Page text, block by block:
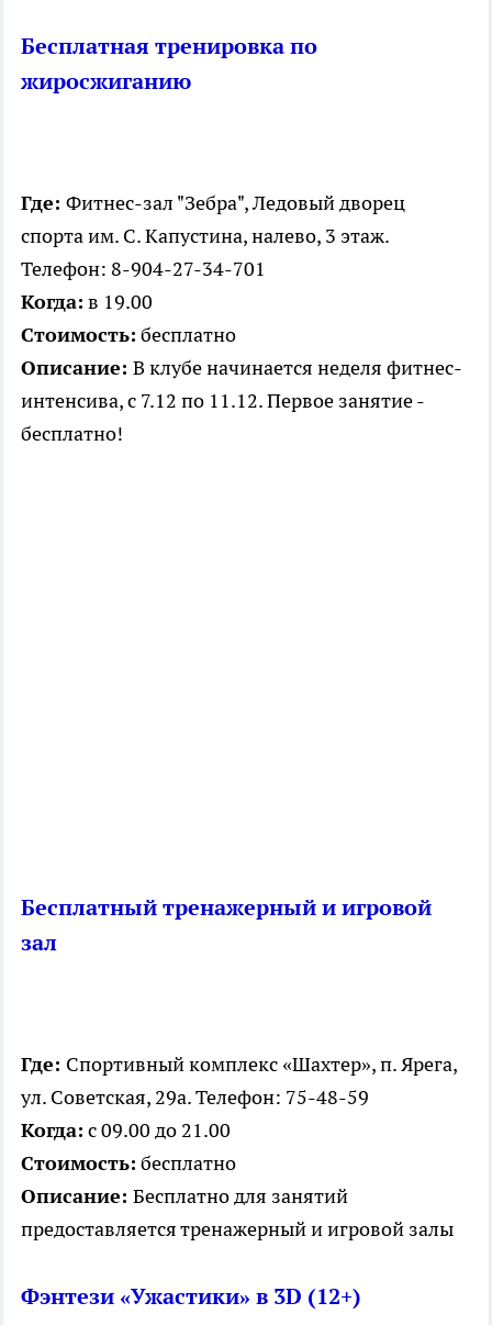
Бесплатная тренировка по
жиросжиганию
Где: Фитнес-зал "Зебра", Ледовый дворец
спорта им. С. Капустина, налево, 3 этаж.
Телефон: 8-904-27-34-701
Когда: в 19.00
Стоимость: бесплатно
Описание: В клубе начинается неделя фитнес-
интенсива, с 7.12 по 11.12. Первое занятие -
бесплатно!
Бесплатный тренажерный и игровой
зал
Где: Спортивный комплекс «Шахтер», п. Ярега,
ул. Советская, 29а. Телефон: 75-48-59
Когда: с 09.00 до 21.00
Стоимость: бесплатно
Описание: Бесплатно для занятий
предоставляется тренажерный и игровой залы
Фэнтези «Ужастики» в 3D (12+)